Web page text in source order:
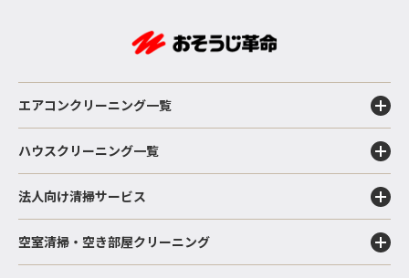
エアコンクリーニング一覧
ハウスクリーニング一覧
法人向け清掃サービス
空室清掃・空き部屋クリーニング